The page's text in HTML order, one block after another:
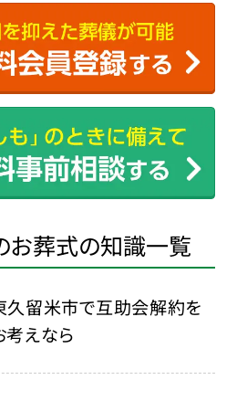
お葬式の知識一覧
久留米市で互助会解約を
考えなら